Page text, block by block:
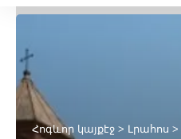
Հոգևոր կայքէջ > Լրահոս >